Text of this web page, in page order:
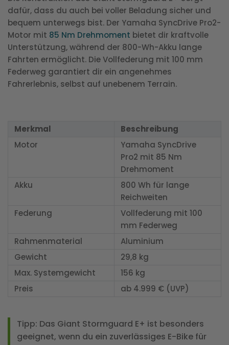
dafür, dass du auch bei voller Beladung sicher und
bequem unterwegs bist. Der Yamaha SyncDrive Pro2-
Motor mit 85 Nm Drehmoment bietet dir kraftvolle
Unterstützung, während der 800-Wh-Akku lange
Fahrten ermöglicht. Die Vollfederung mit 100 mm
Federweg garantiert dir ein angenehmes
Fahrerlebnis, selbst auf unebenem Terrain.
Merkmal
Beschreibung
Motor
Yamaha SyncDrive
Pro2 mit 85 Nm
Drehmoment
Akku
800 Wh für lange
Reichweiten
Federung
Vollfederung mit 100
mm Federweg
Rahmenmaterial
Aluminium
Gewicht
29,8 kg
Max. Systemgewicht
156 kg
Preis
ab 4.999 € (UVP)
Tipp: Das Giant Stormguard E+ ist besonders
geeignet, wenn du ein zuverlässiges E-Bike für